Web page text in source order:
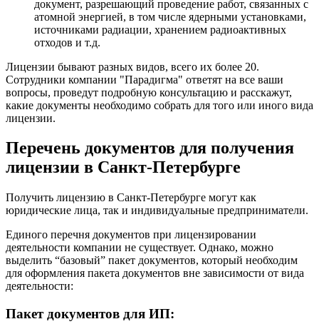
документ, разрешающий проведение работ, связанных с
атомной энергией, в том числе ядерными установками,
источниками радиации, хранением радиоактивных
отходов и т.д.
Лицензии бывают разных видов, всего их более 20.
Сотрудники компании "Парадигма" ответят на все ваши
вопросы, проведут подробную консультацию и расскажут,
какие документы необходимо собрать для того или иного вида
лицензии.
Перечень документов для получения
лицензии в Санкт-Петербурге
Получить лицензию в Санкт-Петербурге могут как
юридические лица, так и индивидуальные предприниматели.
Единого перечня документов при лицензировании
деятельности компании не существует. Однако, можно
выделить “базовый” пакет документов, который необходим
для оформления пакета документов вне зависимости от вида
деятельности:
Пакет документов для ИП: